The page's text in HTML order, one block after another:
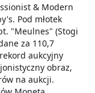
& Modern
Pod młotek
"Meulnes" (Stogi
za 110,7
aukcyjny
obraz,
na aukcji.